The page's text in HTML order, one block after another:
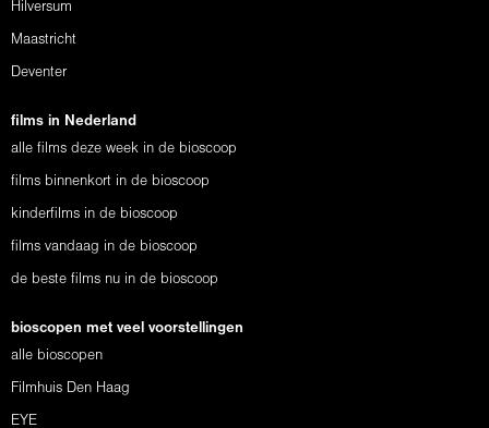
Hilversum
Maastricht
Deventer
films in Nederland
alle films deze week in de bioscoop
films binnenkort in de bioscoop
kinderfilms in de bioscoop
films vandaag in de bioscoop
de beste films nu in de bioscoop
bioscopen met veel voorstellingen
alle bioscopen
Filmhuis Den Haag
EYE